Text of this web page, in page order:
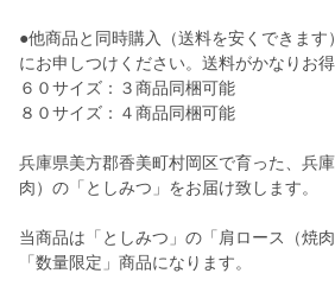
●他商品と同時購入（送料を安くできま
にお申しつけください。送料がかなりお得
６０サイズ：３商品同梱可能
８０サイズ：４商品同梱可能
兵庫県美方郡香美町村岡区で育った、兵
肉）の「としみつ」をお届け致します。
当商品は「としみつ」の「肩ロース（焼
「数量限定」商品になります。